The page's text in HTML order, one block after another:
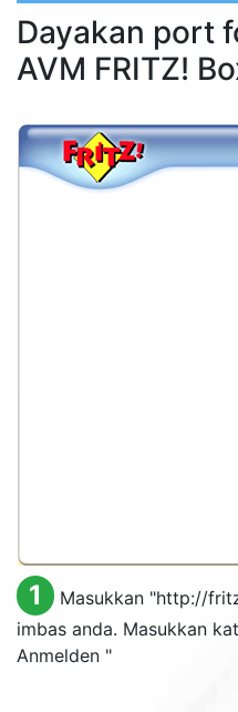
Dayakan port
AVM FRITZ!
1
Masukkan "http://
imbas anda. Masukkan
Anmelden "